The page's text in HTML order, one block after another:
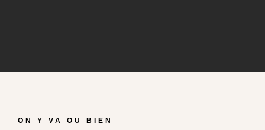
ON Y VA OU BIEN